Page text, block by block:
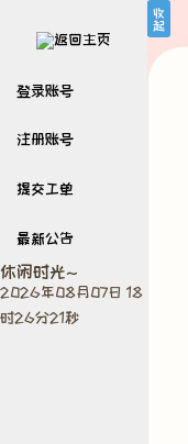
收
起
登录账号
注册账号
提交工单
最新公告
休闲时光~
2026年08月07日 18
时26分22秒